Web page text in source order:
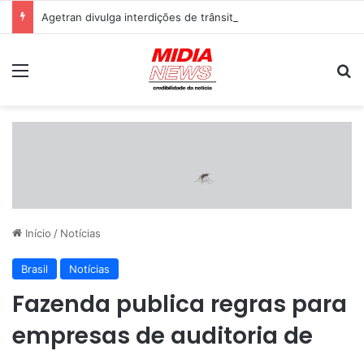
Início / Notícias
Brasil Notícias
Fazenda publica regras para
empresas de auditoria de